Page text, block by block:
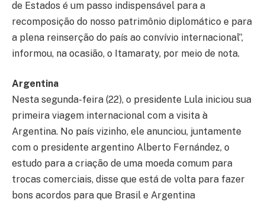
de Estados é um passo indispensável para a
recomposição do nosso patrimônio diplomático e para
a plena reinserção do país ao convívio internacional”,
informou, na ocasião, o Itamaraty, por meio de nota.
Argentina
Nesta segunda-feira (22), o presidente Lula iniciou sua
primeira viagem internacional com a visita à
Argentina. No país vizinho, ele anunciou, juntamente
com o presidente argentino Alberto Fernández, o
estudo para a criação de uma moeda comum para
trocas comerciais, disse que está de volta para fazer
bons acordos para que Brasil e Argentina